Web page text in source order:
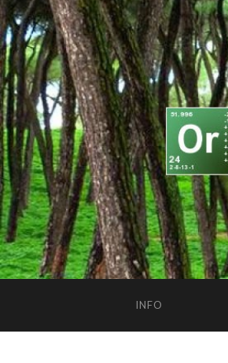
INFO